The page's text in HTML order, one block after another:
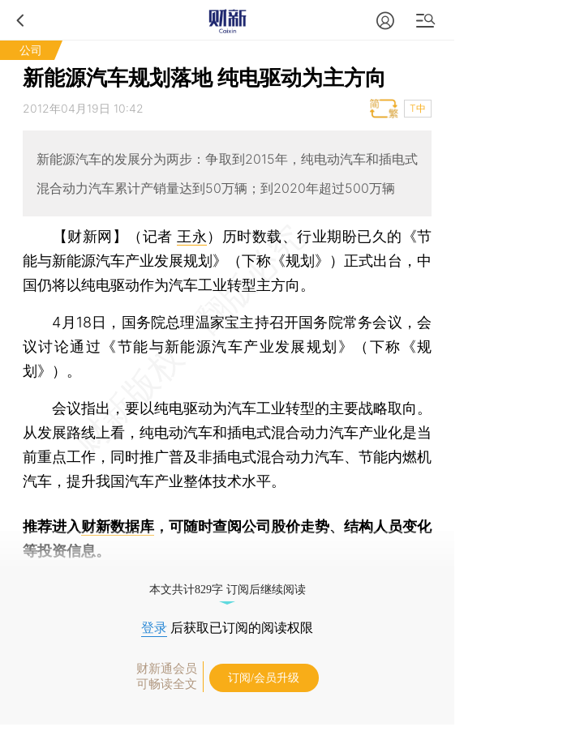
公司
新能源汽车规划落地 纯电驱动为主方向
2012年04月19日 10:42 T中
新能源汽车的发展分为两步：争取到2015年，纯电动汽车和插电式
混合动力汽车累计产销量达到50万辆；到2020年超过500万辆
【财新网】（记者 王永 ）
历时数载、行业期盼已久的《节
能与新能源汽车产业发展规划》（下称《规划》）正式出台，中
国仍将以纯电驱动作为汽车工业转型主方向。
4月18日，国务院总理温家宝主持召开国务院常务会议，会
议讨论通过《节能与新能源汽车产业发展规划》（下称《规
划》）。
会议指出，要以纯电驱动为汽车工业转型的主要战略取向。
从发展路线上看，纯电动汽车和插电式混合动力汽车产业化是当
前重点工作，同时推广普及非插电式混合动力汽车、节能内燃机
汽车，提升我国汽车产业整体技术水平。
推荐进入财新数据库 ，可随时查阅公司股价走势、结构人员变化
等投资信息。
本文共计829字 订阅后继续阅读
登录 后获取已订阅的阅读权限
财新通会员
可畅读全文
订阅/会员升级